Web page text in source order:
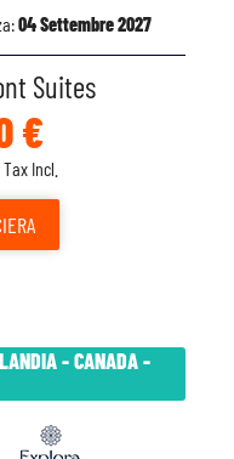
04 Settembre 2027
Suites
€
Incl.
- CANADA -